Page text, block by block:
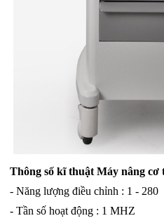
Thông số kĩ thuật Máy nâng
- Năng lượng điều chỉnh : 1 - 280
- Tần số hoạt động : 1 MHZ